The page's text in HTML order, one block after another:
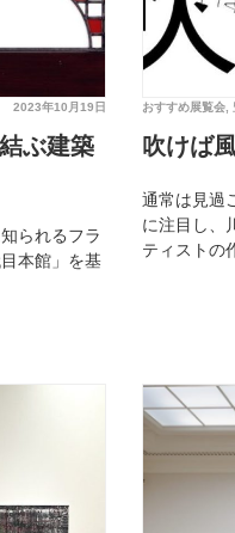
2023年10月19日
ぶ建築
られるフラ
本館」を基
おすすめ展覧会
吹けば
通常は見過
に注目し、
ティストの